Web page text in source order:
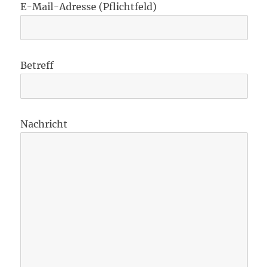
E-Mail-Adresse (Pflichtfeld)
Betreff
Nachricht